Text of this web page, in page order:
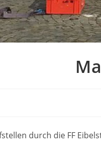
durch die FF